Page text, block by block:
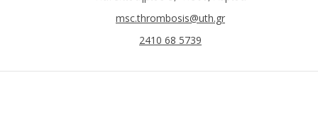
msc.thrombosis@uth.gr
2410 68 5739